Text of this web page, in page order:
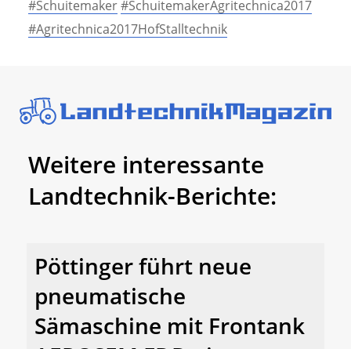
#Schuitemaker#SchuitemakerAgritechnica2017
#Agritechnica2017HofStalltechnik
Weitere interessante
Landtechnik-Berichte:
Pöttinger führt neue
pneumatische
Sämaschine mit Frontank